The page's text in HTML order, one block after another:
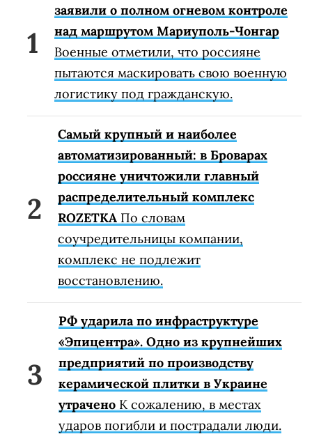
заявили о полном огневом контроле
над маршрутом Мариуполь-Чонгар
Военные отметили, что россияне
пытаются маскировать свою военную
логистику под гражданскую.
Самый крупный и наиболее
автоматизированный: в Броварах
россияне уничтожили главный
распределительный комплекс
ROZETKA По словам
соучредительницы компании,
комплекс не подлежит
восстановлению.
РФ ударила по инфраструктуре
«Эпицентра». Одно из крупнейших
предприятий по производству
керамической плитки в Украине
утрачено К сожалению, в местах
ударов погибли и пострадали люди.